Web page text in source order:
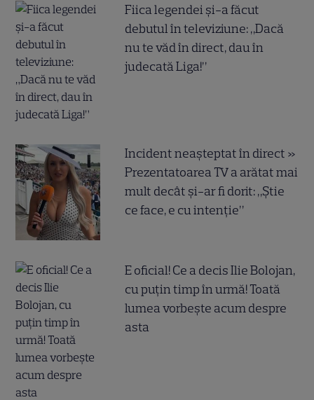
Fiica legendei și-a făcut
debutul în televiziune: „Dacă
nu te văd în direct, dau în
judecată Liga!”
Incident neașteptat în direct »
Prezentatoarea TV a arătat mai
mult decât și-ar fi dorit: „Știe
ce face, e cu intenție”
E oficial! Ce a decis Ilie Bolojan,
cu puțin timp în urmă! Toată
lumea vorbește acum despre
asta